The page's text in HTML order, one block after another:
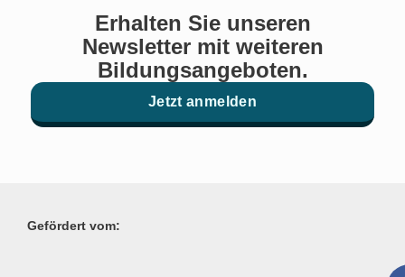
Erhalten Sie unseren
Newsletter mit weiteren
Bildungsangeboten.
Jetzt anmelden
Gefördert vom: